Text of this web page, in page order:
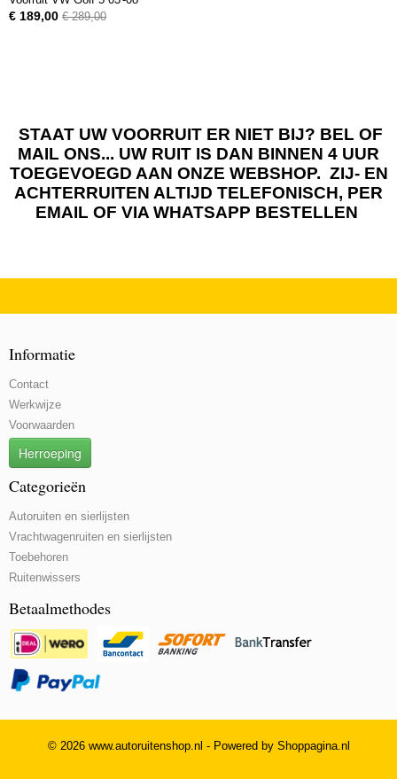
€ 189,00 € 289,00
STAAT UW VOORRUIT ER NIET BIJ? BEL OF
MAIL ONS... UW RUIT IS DAN BINNEN 4 UUR
TOEGEVOEGD AAN ONZE WEBSHOP. ZIJ- EN
ACHTERRUITEN ALTIJD TELEFONISCH, PER
EMAIL OF VIA WHATSAPP BESTELLEN
Informatie
Contact
Werkwijze
Voorwaarden
Herroeping
Categorieën
Autoruiten en sierlijsten
Vrachtwagenruiten en sierlijsten
Toebehoren
Ruitenwissers
Betaalmethodes
© 2026 www.autoruitenshop.nl - Powered by Shoppagina.nl